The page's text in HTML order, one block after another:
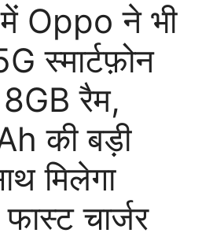
Oppo ने भी
स्मार्टफ़ोन
रैम,
की बड़ी
मिलेगा
चार्जर